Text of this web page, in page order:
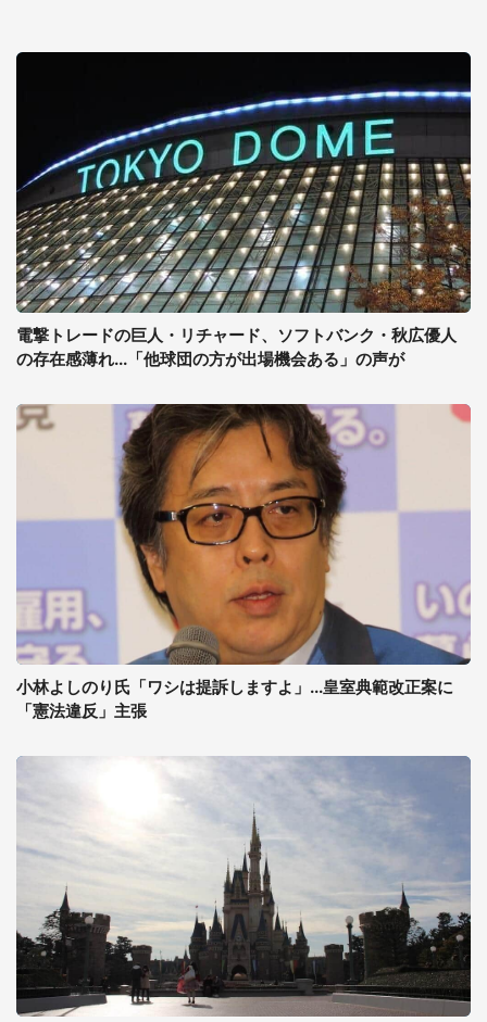
電撃トレードの巨人・リチャード、ソフトバンク・秋広優人
の存在感薄れ...「他球団の方が出場機会ある」の声が
小林よしのり氏「ワシは提訴しますよ」...皇室典範改正案に
「憲法違反」主張